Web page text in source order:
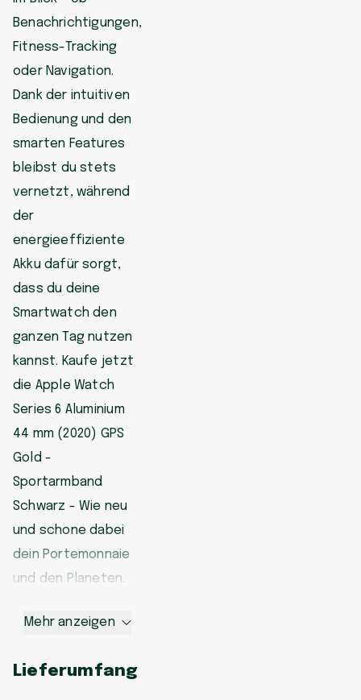
Benachrichtigungen,
Fitness-Tracking
oder Navigation.
Dank der intuitiven
Bedienung und den
smarten Features
bleibst du stets
vernetzt, während
der
energieeffiziente
Akku dafür sorgt,
dass du deine
Smartwatch den
ganzen Tag nutzen
kannst. Kaufe jetzt
die Apple Watch
Series 6 Aluminium
44 mm (2020) GPS
Gold -
Sportarmband
Schwarz - Wie neu
und schone dabei
dein Portemonnaie
und den Planeten.
Mehr anzeigen
Lieferumfang